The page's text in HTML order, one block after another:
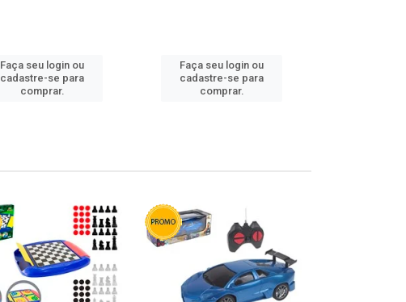
Faça seu login ou
cadastre-se para
comprar.
Faça seu login ou
cadastre-se para
comprar.